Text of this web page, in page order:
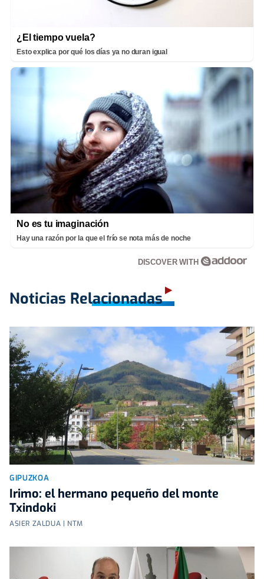
¿El tiempo vuela?
Esto explica por qué los días ya no duran igual
No es tu imaginación
Hay una razón por la que el frío se nota más de noche
DISCOVER WITH
Noticias Relacionadas
GIPUZKOA
Irimo: el hermano pequeño del monte
Txindoki
ASIER ZALDUA | NTM